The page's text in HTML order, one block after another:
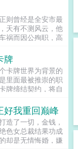
则曾经是全安市最
天有不测风云，他
祸而因公殉职，高
凉。高正则发现了
的秘密，这些秘密
场来一场大地震，
封信里也寄托了父
，高正则发誓要在
高正则凭借父亲留
戏花丛之中，潇洒
则如何实现纨绔逆
。...
牌
卡牌世界为背景的
里面最被推崇的职
牌缔结契约，将自
师世家的苏沅毫无
且疾病缠身，时不
沉睡。只有苏沅自
沉睡，都会进入卡
被契约的卡牌。他
好我重回巅峰
造了一切，金钱，
色女总裁结果功成
却是无情悔婚，嫌